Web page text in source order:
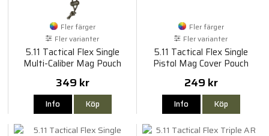
Fler färger
Fler varianter
5.11 Tactical Flex Single
Multi-Caliber Mag Pouch
349 kr
Info Köp
Fler färger
Fler varianter
5.11 Tactical Flex Single
Pistol Mag Cover Pouch
249 kr
Info Köp